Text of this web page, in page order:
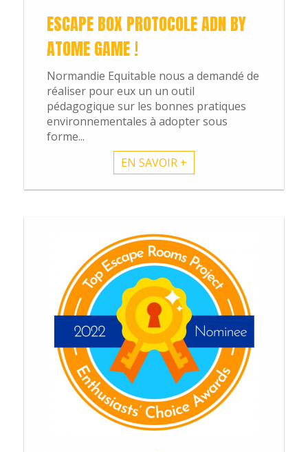
ESCAPE BOX PROTOCOLE ADN BY
ATOME GAME !
Normandie Equitable nous a demandé de
réaliser pour eux un un outil
pédagogique sur les bonnes pratiques
environnementales à adopter sous
forme...
EN SAVOIR +